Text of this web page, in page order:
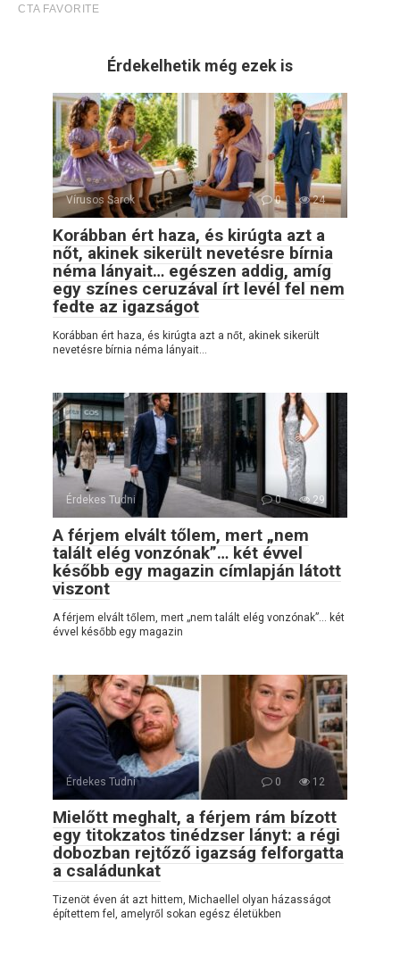
Érdekelhetik még ezek is
Vírusos Sarok 0 24
Korábban ért haza, és kirúgta azt a
nőt, akinek sikerült nevetésre bírnia
néma lányait… egészen addig, amíg
egy színes ceruzával írt levél fel nem
fedte az igazságot
Korábban ért haza, és kirúgta azt a nőt, akinek sikerült
nevetésre bírnia néma lányait…
Érdekes Tudni 0 29
A férjem elvált tőlem, mert „nem
talált elég vonzónak”… két évvel
később egy magazin címlapján látott
viszont
A férjem elvált tőlem, mert „nem talált elég vonzónak”… két
évvel később egy magazin
Érdekes Tudni 0 12
Mielőtt meghalt, a férjem rám bízott
egy titokzatos tinédzser lányt: a régi
dobozban rejtőző igazság felforgatta
a családunkat
Tizenöt éven át azt hittem, Michaellel olyan házasságot
építettem fel, amelyről sokan egész életükben